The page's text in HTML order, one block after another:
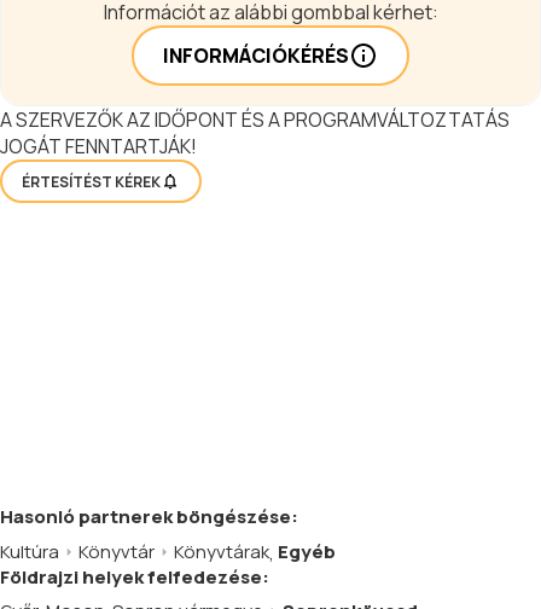
Információt az alábbi gombbal kérhet:
INFORMÁCIÓKÉRÉS
A SZERVEZŐK AZ IDŐPONT ÉS A PROGRAMVÁLTOZTATÁS
JOGÁT FENNTARTJÁK!
ÉRTESÍTÉST KÉREK
Hasonló partnerekböngészése:
Kultúra
Könyvtár Könyvtárak, Egyéb
Földrajzi helyek felfedezése: